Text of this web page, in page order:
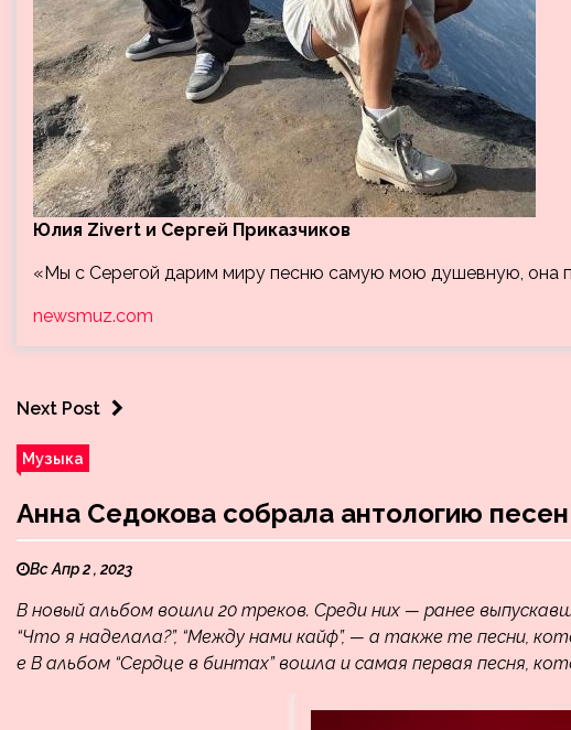
Юлия Zivert и Сергей Приказчиков
«Мы с Серегой дарим миру песню самую мою душевную, она
newsmuz.com
Next Post
Музыка
Анна Седокова собрала антологию песен
Вс Апр 2 , 2023
В новый альбом вошли 20 треков. Среди них — ранее
“Что я наделала?”, “Между нами кайф”, — а также те песни,
е В альбом “Сердце в бинтах” вошла и самая первая песня,